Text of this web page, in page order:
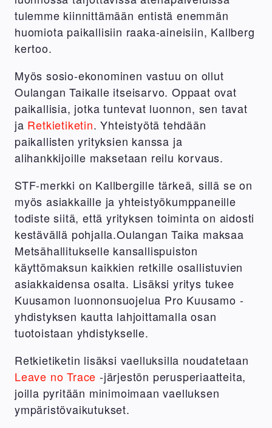
tulemme kiinnittämään entistä enemmän
huomiota paikallisiin raaka-aineisiin, Kallberg
kertoo.
Myös sosio-ekonominen vastuu on ollut
Oulangan Taikalle itseisarvo. Oppaat ovat
paikallisia, jotka tuntevat luonnon, sen tavat
ja Retkietiketin. Yhteistyötä tehdään
paikallisten yrityksien kanssa ja
alihankkijoille maksetaan reilu korvaus.
STF-merkki on Kallbergille tärkeä, sillä se on
myös asiakkaille ja yhteistyökumppaneille
todiste siitä, että yrityksen toiminta on aidosti
kestävällä pohjalla.Oulangan Taika maksaa
Metsähallitukselle kansallispuiston
käyttömaksun kaikkien retkille osallistuvien
asiakkaidensa osalta. Lisäksi yritys tukee
Kuusamon luonnonsuojelua Pro Kuusamo -
yhdistyksen kautta lahjoittamalla osan
tuotoistaan yhdistykselle.
Retkietiketin lisäksi vaelluksilla noudatetaan
Leave no Trace -järjestön perusperiaatteita,
joilla pyritään minimoimaan vaelluksen
ympäristövaikutukset.